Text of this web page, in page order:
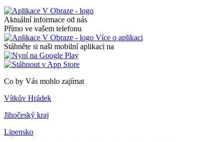
Aktuální informace od nás
Přímo ve vašem telefonu
Více o aplikaci
Stáhněte si naši mobilní aplikaci na
Co by Vás mohlo zajímat
Vítkův Hrádek
Jihočeský kraj
Lipensko